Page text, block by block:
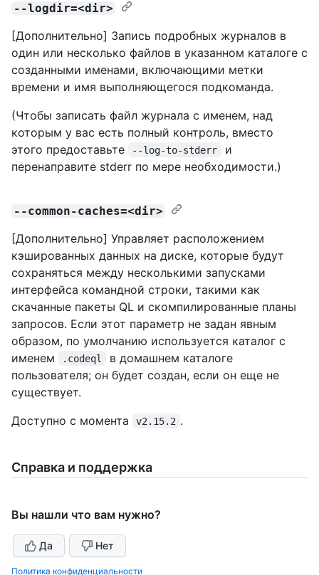
--logdir=<dir>
[Дополнительно] Запись подробных журналов в
один или несколько файлов в указанном каталоге с
созданными именами, включающими метки
времени и имя выполняющегося подкоманда.
(Чтобы записать файл журнала с именем, над
которым у вас есть полный контроль, вместо
этого предоставьте
--log-to-stderr
и
перенаправите stderr по мере необходимости.)
--common-caches=<dir>
[Дополнительно] Управляет расположением
кэшированных данных на диске, которые будут
сохраняться между несколькими запусками
интерфейса командной строки, такими как
скачанные пакеты QL и скомпилированные планы
запросов. Если этот параметр не задан явным
образом, по умолчанию используется каталог с
именем
.codeql
в домашнем каталоге
пользователя; он будет создан, если он еще не
существует.
Доступно с момента
v2.15.2 .
Справка и поддержка
Вы нашли что вам нужно?
Да Нет
Политика конфиденциальности